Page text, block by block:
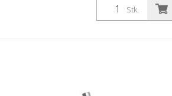
Stk.